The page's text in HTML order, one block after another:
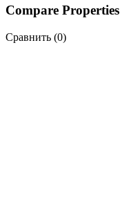
Compare Properties
Сравнить (0)